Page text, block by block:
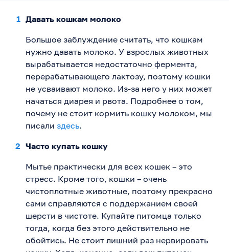
Давать кошкам молоко
Большое заблуждение считать, что кошкам
нужно давать молоко. У взрослых животных
вырабатывается недостаточно фермента,
перерабатывающего лактозу, поэтому кошки
не усваивают молоко. Из-за него у них может
начаться диарея и рвота. Подробнее о том,
почему не стоит кормить кошку молоком, мы
писали здесь.
Часто купать кошку
Мытье практически для всех кошек – это
стресс. Кроме того, кошки – очень
чистоплотные животные, поэтому прекрасно
сами справляются с поддержанием своей
шерсти в чистоте. Купайте питомца только
тогда, когда без этого действительно не
обойтись. Не стоит лишний раз нервировать